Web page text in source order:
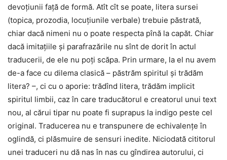
devoțiunii față de formă. Atît cît se poate, litera sursei
(topica, prozodia, locuțiunile verbale) trebuie păstrată,
chiar dacă nimeni nu o poate respecta pînă la capăt. Chiar
dacă imitațiile și parafrazările nu sînt de dorit în actul
traducerii, de ele nu poți scăpa. Prin urmare, la el nu avem
de-a face cu dilema clasică – păstrăm spiritul și trădăm
litera? –, ci cu o aporie: trădînd litera, trădăm implicit
spiritul limbii, caz în care traducătorul e creatorul unui text
nou, al cărui tipar nu poate fi suprapus la indigo peste cel
original. Traducerea nu e transpunere de echivalențe în
oglindă, ci plăsmuire de sensuri inedite. Niciodată cititorul
unei traduceri nu dă nas în nas cu gîndirea autorului, ci